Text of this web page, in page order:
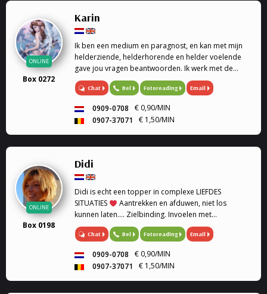
ONLINE
Box 0272
Karin
Ik ben een medium en paragnost, en kan met mijn
helderziende, helderhorende en helder voelende
gave jou vragen beantwoorden. Ik werk met de
engelen kaarten en geef engelen readings en
healing. Mijn specialiteit is tweeling zielen, en liefde.
Chat Bel Fotoreading Email
0909-0708
€ 0,90/MIN
0907-37071
€ 1,50/MIN
ONLINE
Box 0198
Didi
Didi is echt een topper in complexe LIEFDES
SITUATIES
Aantrekken en afduwen, niet los
kunnen laten.... Zielbinding. Invoelen met
geboortedatum en astrologie. Medium, Astrologe,
kaartleggen. Coach, Relatie Coach, Droomverklaring,
Helderwetend.
Chat Bel Fotoreading Email
0909-0708
€ 0,90/MIN
0907-37071
€ 1,50/MIN